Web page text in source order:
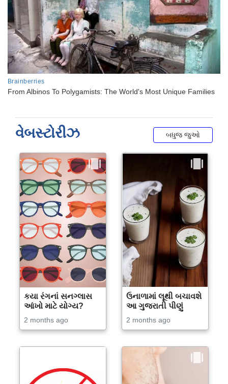
વેબસ્ટોરીઝ બધુજ જુઓ
કયા રંગનાં સનગ્લાસ
આંખો માટે યોગ્ય?
2 months ago
ઉનાળામાં લૂથી બચાવશે
આ ગુજરાતી પીણું
2 months ago